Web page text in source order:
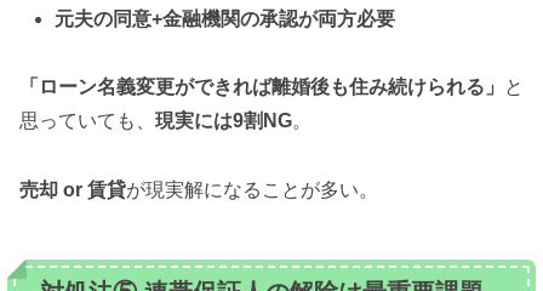
元夫の同意+金融機関の承認が両方必要
「ローン名義変更ができれば離婚後も住み続けられる」
と
思っていても、 現実には9割NG。
売却 or 賃貸が現実解になることが多い。